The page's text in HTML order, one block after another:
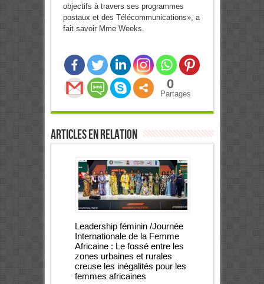
objectifs à travers ses programmes
postaux et des Télécommunications», a
fait savoir Mme Weeks.
0
Partages
Articles en relation
Leadership féminin /Journée
Internationale de la Femme
Africaine : Le fossé entre les
zones urbaines et rurales
creuse les inégalités pour les
femmes africaines